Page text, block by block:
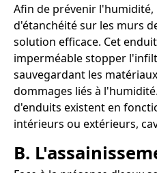
Afin de prévenir
d'étanchéité sur les murs
solution efficace. Cet
imperméable stopper
sauvegardant les
dommages liés à
d'enduits existent en
intérieurs ou extérieurs,
B.